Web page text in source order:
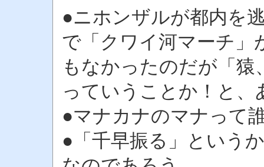
●ニホンザルが都内を
で「クワイ河マーチ」
もなかったのだが「
っていうことか！と、
●マナカナのマナって
●「千早振る」という